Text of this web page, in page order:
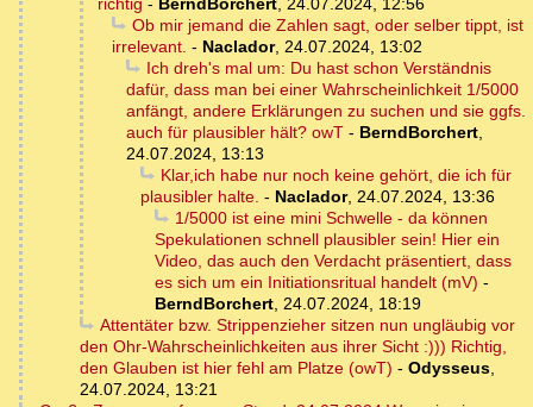
richtig - BerndBorchert, 24.07.2024, 12:56
Ob mir jemand die Zahlen sagt, oder selber tippt, ist
irrelevant. - Naclador, 24.07.2024, 13:02
Ich dreh's mal um: Du hast schon Verständnis
dafür, dass man bei einer Wahrscheinlichkeit 1/5000
anfängt, andere Erklärungen zu suchen und sie ggfs.
auch für plausibler hält? owT - BerndBorchert,
24.07.2024, 13:13
Klar,ich habe nur noch keine gehört, die ich für
plausibler halte. - Naclador, 24.07.2024, 13:36
1/5000 ist eine mini Schwelle - da können
Spekulationen schnell plausibler sein! Hier ein
Video, das auch den Verdacht präsentiert, dass
es sich um ein Initiationsritual handelt (mV) -
BerndBorchert, 24.07.2024, 18:19
Attentäter bzw. Strippenzieher sitzen nun ungläubig vor
den Ohr-Wahrscheinlichkeiten aus ihrer Sicht :))) Richtig,
den Glauben ist hier fehl am Platze (owT) - Odysseus,
24.07.2024, 13:21